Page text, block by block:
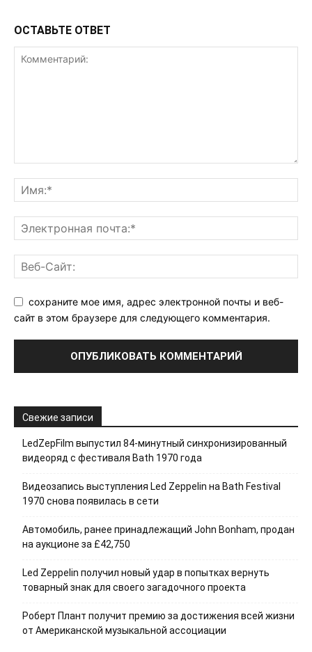
ОСТАВЬТЕ ОТВЕТ
сохраните мое имя, адрес электронной почты и веб-
сайт в этом браузере для следующего комментария.
Свежие записи
LedZepFilm выпустил 84-минутный синхронизированный
видеоряд с фестиваля Bath 1970 года
Видеозапись выступления Led Zeppelin на Bath Festival
1970 снова появилась в сети
Автомобиль, ранее принадлежащий John Bonham, продан
на аукционе за £42,750
Led Zeppelin получил новый удар в попытках вернуть
товарный знак для своего загадочного проекта
Роберт Плант получит премию за достижения всей жизни
от Американской музыкальной ассоциации